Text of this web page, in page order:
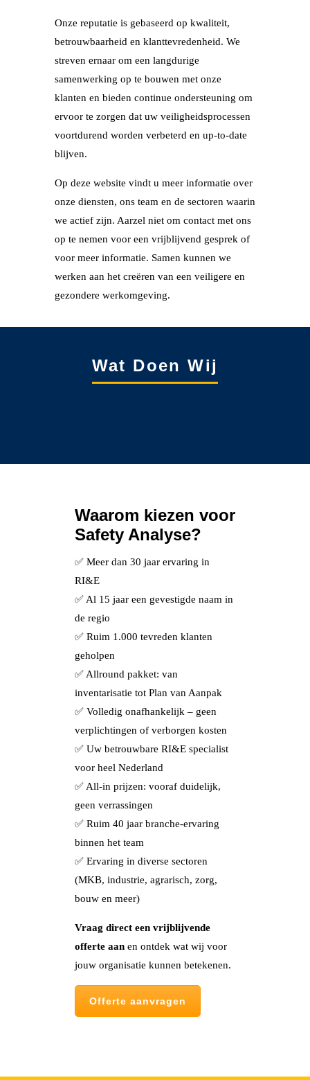
Onze reputatie is gebaseerd op kwaliteit,
betrouwbaarheid en klanttevredenheid. We
streven ernaar om een langdurige
samenwerking op te bouwen met onze
klanten en bieden continue ondersteuning om
ervoor te zorgen dat uw veiligheidsprocessen
voortdurend worden verbeterd en up-to-date
blijven.
Op deze website vindt u meer informatie over
onze diensten, ons team en de sectoren waarin
we actief zijn. Aarzel niet om contact met ons
op te nemen voor een vrijblijvend gesprek of
voor meer informatie. Samen kunnen we
werken aan het creëren van een veiligere en
gezondere werkomgeving.
Wat Doen Wij
Waarom kiezen voor
Safety Analyse?
✅ Meer dan 30 jaar ervaring in
RI&E
✅ Al 15 jaar een gevestigde naam in
de regio
✅ Ruim 1.000 tevreden klanten
geholpen
✅ Allround pakket: van
inventarisatie tot Plan van Aanpak
✅ Volledig onafhankelijk – geen
verplichtingen of verborgen kosten
✅ Uw betrouwbare RI&E specialist
voor heel Nederland
✅ All-in prijzen: vooraf duidelijk,
geen verrassingen
✅ Ruim 40 jaar branche-ervaring
binnen het team
✅ Ervaring in diverse sectoren
(MKB, industrie, agrarisch, zorg,
bouw en meer)
Vraag direct een vrijblijvende
offerte aan en ontdek wat wij voor
jouw organisatie kunnen betekenen.
Offerte aanvragen